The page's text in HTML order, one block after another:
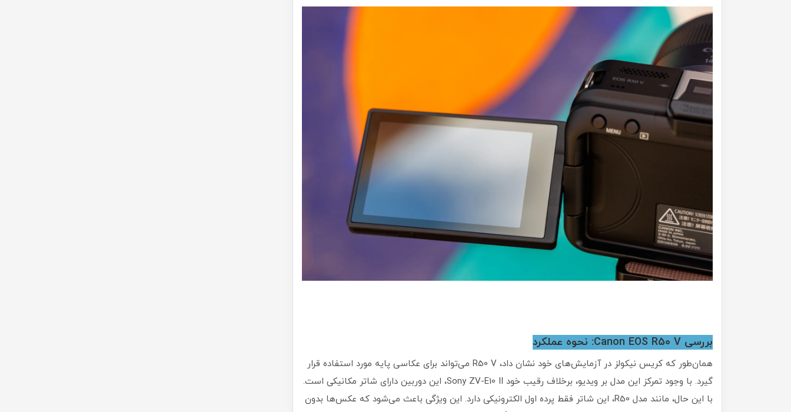
بررسی Canon EOS R50 V: نحوه عملکرد
همان‌طور که کریس نیکولز در آزمایش‌های خود نشان داد، R50 V می‌تواند برای عکاسی پایه مورد استفاده قرار
گیرد. با وجود تمرکز این مدل بر ویدیو، برخلاف رقیب خود Sony ZV-E10 II، این دوربین دارای شاتر مکانیکی است.
با این حال، مانند مدل R50، این شاتر فقط پرده اول الکترونیکی دارد. این ویژگی باعث می‌شود که عکس‌ها بدون